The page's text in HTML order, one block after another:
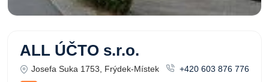
ALL ÚČTO s.r.o.
Josefa Suka 1753, Frýdek-Místek
+420 603 876 776